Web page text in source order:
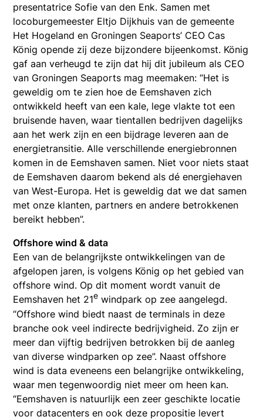
presentatrice Sofie van den Enk. Samen met
locoburgemeester Eltjo Dijkhuis van de gemeente
Het Hogeland en Groningen Seaports’ CEO Cas
König opende zij deze bijzondere bijeenkomst. König
gaf aan verheugd te zijn dat hij dit jubileum als CEO
van Groningen Seaports mag meemaken: “Het is
geweldig om te zien hoe de Eemshaven zich
ontwikkeld heeft van een kale, lege vlakte tot een
bruisende haven, waar tientallen bedrijven dagelijks
aan het werk zijn en een bijdrage leveren aan de
energietransitie. Alle verschillende energiebronnen
komen in de Eemshaven samen. Niet voor niets staat
de Eemshaven daarom bekend als dé energiehaven
van West-Europa. Het is geweldig dat we dat samen
met onze klanten, partners en andere betrokkenen
bereikt hebben”.
Offshore wind & data
Een van de belangrijkste ontwikkelingen van de
afgelopen jaren, is volgens König op het gebied van
offshore wind. Op dit moment wordt vanuit de
Eemshaven het 21e windpark op zee aangelegd.
“Offshore wind biedt naast de terminals in deze
branche ook veel indirecte bedrijvigheid. Zo zijn er
meer dan vijftig bedrijven betrokken bij de aanleg
van diverse windparken op zee”. Naast offshore
wind is data eveneens een belangrijke ontwikkeling,
waar men tegenwoordig niet meer om heen kan.
“Eemshaven is natuurlijk een zeer geschikte locatie
voor datacenters en ook deze propositie levert